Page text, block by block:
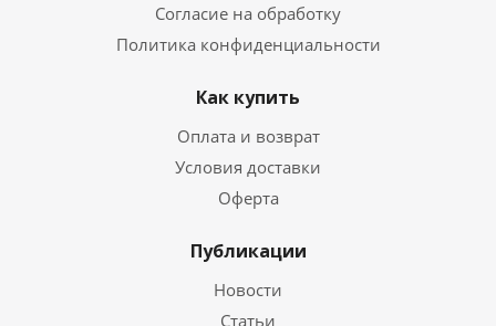
Согласие на обработку
Политика конфиденциальности
Как купить
Оплата и возврат
Условия доставки
Оферта
Публикации
Новости
Статьи